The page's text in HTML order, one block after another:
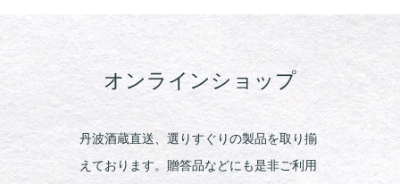
オンラインショップ
丹波酒蔵直送、選りすぐりの製品を取り揃
えております。贈答品などにも是非ご利用